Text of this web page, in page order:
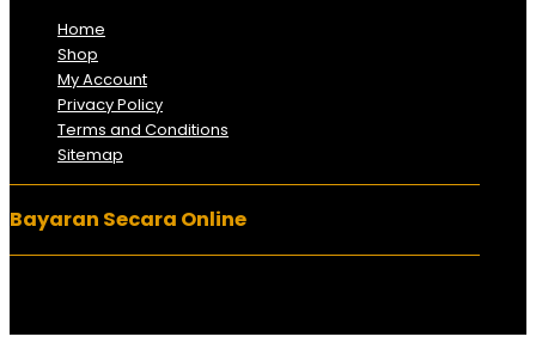
Home
Shop
My Account
Privacy Policy
Terms and Conditions
Sitemap
Bayaran Secara Online